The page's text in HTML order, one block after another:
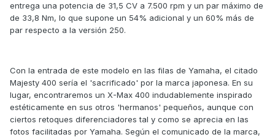
entrega una potencia de 31,5 CV a 7.500 rpm y un par máximo de
de 33,8 Nm, lo que supone un 54% adicional y un 60% más de
par respecto a la versión 250.
Con la entrada de este modelo en las filas de Yamaha, el citado
Majesty 400 sería el 'sacrificado' por la marca japonesa. En su
lugar, encontraremos un X-Max 400 indudablemente inspirado
estéticamente en sus otros 'hermanos' pequeños, aunque con
ciertos retoques diferenciadores tal y como se aprecia en las
fotos facilitadas por Yamaha. Según el comunicado de la marca,